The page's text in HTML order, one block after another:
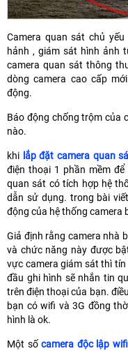
Camera quan sát chủ
hảnh , giám sát hình ảnh
camera quan sát thông
dòng camera cao cấp
động.
Báo động chống trộm của
nào.
khi lắp đặt camera quan
điện thoại 1 phần mềm
quan sát có tích hợp hệ
dẫn sử dụng. trong bài
động của hệ thống camera
Giả định rằng camera nhà
và chức năng này được
vực camera giám sát thì
đầu ghi hình sẽ nhắn tin
trên điện thoại của bạn.
bạn có wifi và 3G đồng
hình là ok.
Một sốcamera độc lập